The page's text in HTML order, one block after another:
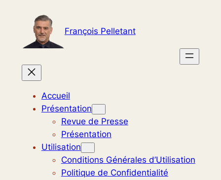
contenu
François Pelletant
Accueil
Présentation
Revue de Presse
Présentation
Utilisation
Conditions Générales d’Utilisation
Politique de Confidentialité